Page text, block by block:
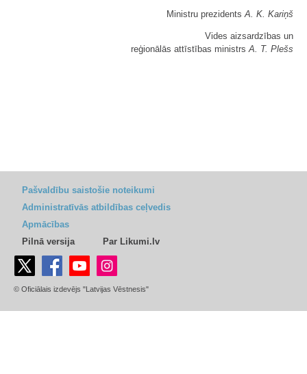
Ministru prezidents A. K. Kariņš
Vides aizsardzības un
reģionālās attīstības ministrs A. T. Plešs
Pašvaldību saistošie noteikumi
Administratīvās atbildības ceļvedis
Apmācības
Pilnā versija
Par Likumi.lv
© Oficiālais izdevējs "Latvijas Vēstnesis"